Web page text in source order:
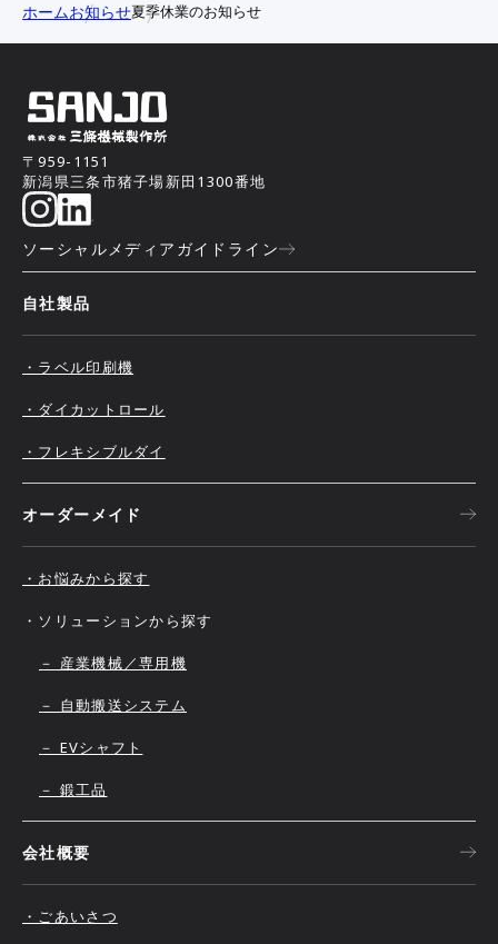
ホームお知らせ夏季休業のお知らせ
自社製品
・ラベル印刷機
・ダイカットロール
・フレキシブルダイ
オーダーメイド
・お悩みから探す
・ソリューションから探す
－ 産業機械／専用機
－ 自動搬送システム
－ EVシャフト
－ 鍛工品
会社概要
・ごあいさつ
〒959-1151
新潟県三条市猪子場新田1300番地
ソーシャルメディアガイドライン